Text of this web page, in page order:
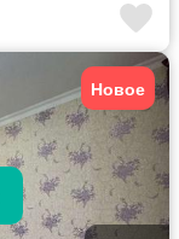
Новое